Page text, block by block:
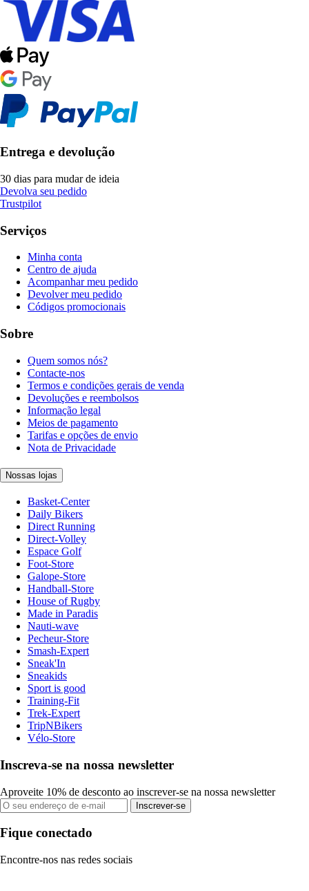
Entrega e devolução
30 dias para mudar de ideia
Devolva seu pedido
Trustpilot
Serviços
Minha conta
Centro de ajuda
Acompanhar meu pedido
Devolver meu pedido
Códigos promocionais
Sobre
Quem somos nós?
Contacte-nos
Termos e condições gerais de venda
Devoluções e reembolsos
Informação legal
Meios de pagamento
Tarifas e opções de envio
Nota de Privacidade
Nossas lojas
Basket-Center
Daily Bikers
Direct Running
Direct-Volley
Espace Golf
Foot-Store
Galope-Store
Handball-Store
House of Rugby
Made in Paradis
Nauti-wave
Pecheur-Store
Smash-Expert
Sneak'In
Sneakids
Sport is good
Training-Fit
Trek-Expert
TripNBikers
Vélo-Store
Inscreva-se na nossa newsletter
Aproveite 10% de desconto ao inscrever-se na nossa newsletter
Inscrever-se
Fique conectado
Encontre-nos nas redes sociais